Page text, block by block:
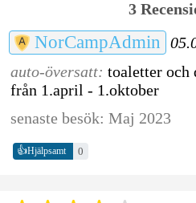
3
NorCampAdmin
auto-översatt: toaletter och
från 1.april - 1.oktober
senaste besök: Maj 2023
👍Hjälpsamt 0